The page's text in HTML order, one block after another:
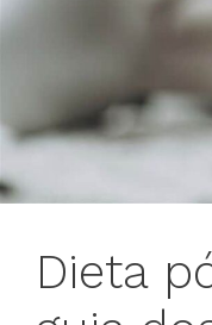
Dieta